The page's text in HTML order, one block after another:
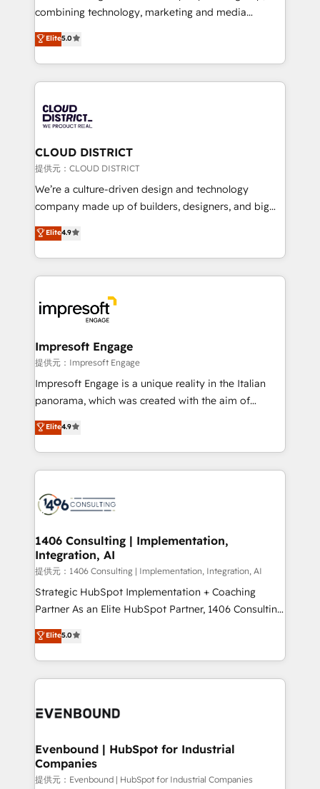
🏆 HubSpot Platform Migration Impact Award 🏆
Inbound Campaign of the Year 🏆 Gold AVA Digital
Award for Best Website 🌟 Accreditations: CRM
combining technology, marketing and media
expertise across Latin America and Southern
Europe, with teams across 7 countries. Born in Chile,
we combine local insight with international reach to
help businesses grow through technology, creativity,
500+ HubSpot implementations, building end-to-
end solutions that integrate CRM, AI automation,
inbound and loop marketing, content, and digital
creativity. Our multicultural team works in Spanish,
Portuguese, and English to design scalable strategies
that drive measurable growth. 🌎 Highlights: • 10+
Platform Migration Excellence. • Top 3 Partner of the
Year LATAM 2022, 2023, 2024, 2025. • Partner of the
business with HubSpot? Let Cebra’s experts help
you grow faster, smarter, and with impact.
Elite5.0
CLOUD DISTRICT
提供元：CLOUD DISTRICT
We’re a culture-driven design and technology
company made up of builders, designers, and big
thinkers. We blend strategy, design, and
development—always fueled by curiosity—to turn
ideas, opportunities, and challenges into meaningful
experiences. To us, technology is more than just
and—most importantly—simple. That’s why we lean
into bold ideas and shape them into thoughtful
products and strategies that actually make a
difference.
Elite4.9
Impresoft Engage
提供元：Impresoft Engage
Impresoft Engage is a unique reality in the Italian
panorama, which was created with the aim of
putting Customer Experience at the center by
creating digital environments capable of integrating
people, processes and data. We offer the best
digital solutions on the market, ranging from CRM
marketing automation to online and offline sales
allowing companies to optimize processes and meet
the needs of the customer. We are part of Impresoft
Group, a group of specialized and complementary
companies that divide their offer into 4
Competence Centers: Smart Manufacturing,
The synergies generated by these integrations,
together with the combination of talents, skills,
to accompany companies on their digital
Elite4.9
1406 Consulting | Implementation,
Integration, AI
提供元：1406 Consulting | Implementation, Integration, AI
Strategic HubSpot Implementation + Coaching
Partner As an Elite HubSpot Partner, 1406 Consulting
helps mid-market revenue teams transform how
they sell, market, and serve. We don't just build your
HubSpot—we teach your team to own it, then stay
to help you keep winning. What We Do ⚙️ CRM
Data & Content 📈 Sales & Marketing Alignment +
Agent Creation 🔄 Custom Integrations & Data
Migration Why 1406 We become part of your team.
Your team learns while we build. We fix what others
Elite5.0
Evenbound | HubSpot for Industrial
Companies
提供元：Evenbound | HubSpot for Industrial Companies